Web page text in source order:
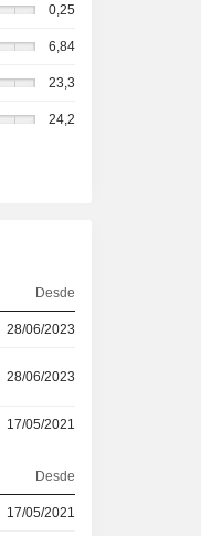
0,25
6,84
23,3
24,2
Desde
28/06/2023
28/06/2023
17/05/2021
Desde
17/05/2021